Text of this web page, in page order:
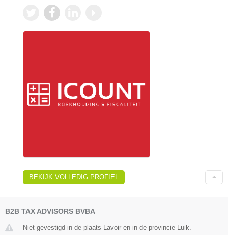
BEKIJK VOLLEDIG PROFIEL
B2B TAX ADVISORS BVBA
Niet gevestigd in de plaats Lavoir en in de provincie Luik.